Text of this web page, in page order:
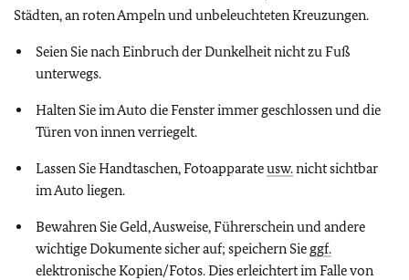
Städten, an roten Ampeln und unbeleuchteten Kreuzungen.
Seien Sie nach Einbruch der Dunkelheit nicht zu Fuß
unterwegs.
Halten Sie im Auto die Fenster immer geschlossen und die
Türen von innen verriegelt.
Lassen Sie Handtaschen, Fotoapparateusw.nicht sichtbar
im Auto liegen.
Bewahren Sie Geld, Ausweise, Führerschein und andere
wichtige Dokumente sicher auf; speichern Sie ggf.
elektronische Kopien/Fotos. Dies erleichtert im Falle von